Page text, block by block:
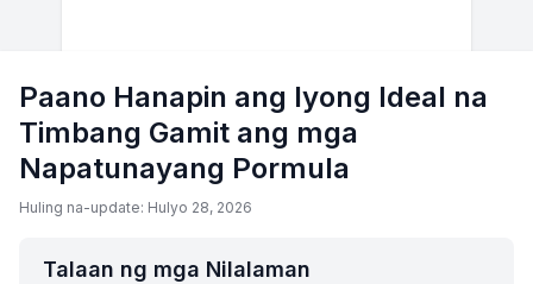
Paano Hanapin ang Iyong Ideal na
Timbang Gamit ang mga
Napatunayang Pormula
Huling na-update: Hulyo 28, 2026
Talaan ng mga Nilalaman